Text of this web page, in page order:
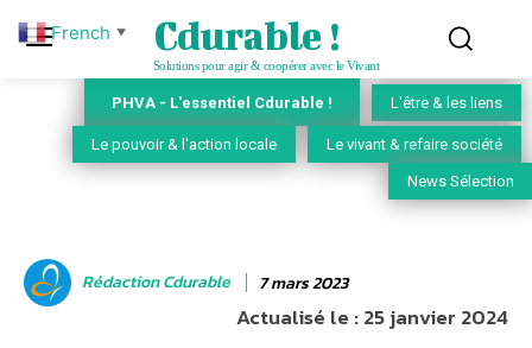
Cdurable !
Solutions pour agir & coopérer avec le Vivant
PHVA - L'essentiel Cdurable ! L'être & les liens
Le pouvoir & l'action locale Le vivant & refaire société
News Sélection
Rédaction Cdurable 7 mars 2023
Actualisé le :25 janvier 2024
French ▼